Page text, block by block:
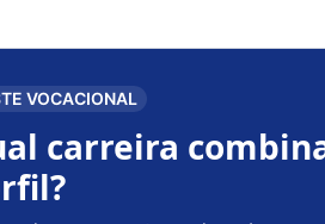
VOCACIONAL
carreira